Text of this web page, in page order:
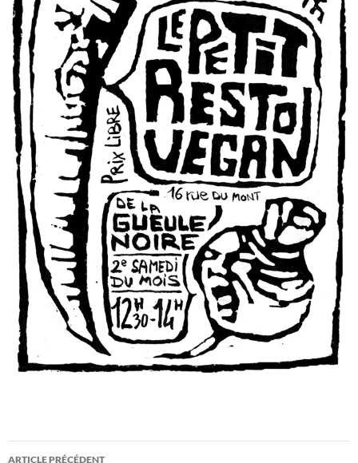
Navigation
ARTICLE PRÉCÉDENT